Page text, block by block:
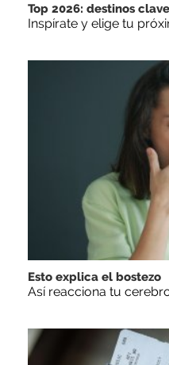
Top 2026: destinos clave
Inspírate y elige tu
Esto explica el bostezo
Así reacciona tu